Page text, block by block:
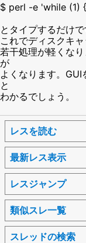
$ perl -e 'while (1)
とタイプするだけで
これでディスクキ
若干処理が軽くな
が
よくなります。
と
わかるでしょう。
レスを読む
最新レス表示
レスジャンプ
類似スレ一覧
スレッドの検索